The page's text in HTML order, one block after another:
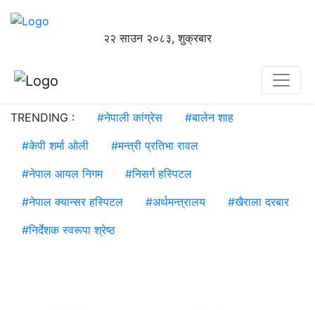
२२ साउन २०८३, शुक्रबार
TRENDING : #नेपाली कांग्रेस #बालेन शाह
#केपी शर्मा ओली #मन्त्री प्रतिभा रावल
#नेपाल आयल निगम #निसर्ग हस्पिटल
#नेपाल क्यान्सर हस्पिटल #अर्थमन्त्रालय #खैराला दरबार
#निर्देशक स्वरूपा श्रेष्ठ